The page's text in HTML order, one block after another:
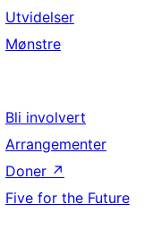
Utvidelser
Mønstre
Bli involvert
Arrangementer
Doner ↗
Five for the Future